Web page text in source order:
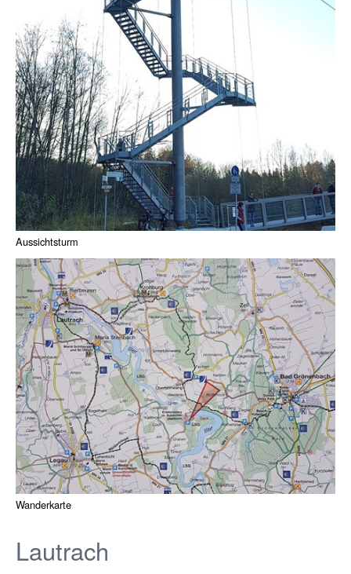
Aussichtsturm
Wanderkarte
Lautrach